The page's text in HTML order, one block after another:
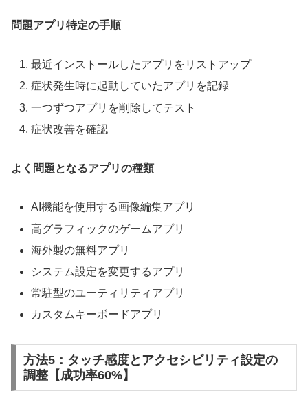
問題アプリ特定の手順
最近インストールしたアプリをリストアップ
症状発生時に起動していたアプリを記録
一つずつアプリを削除してテスト
症状改善を確認
よく問題となるアプリの種類
AI機能を使用する画像編集アプリ
高グラフィックのゲームアプリ
海外製の無料アプリ
システム設定を変更するアプリ
常駐型のユーティリティアプリ
カスタムキーボードアプリ
方法5：タッチ感度とアクセシビリティ設定の
調整【成功率60%】